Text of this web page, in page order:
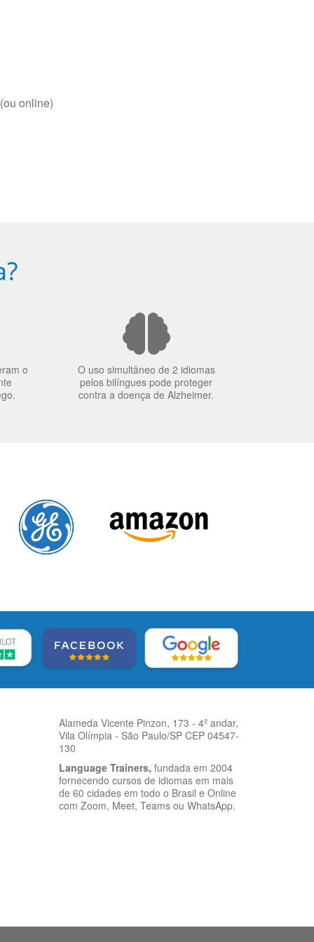
online)
o
O uso simultâneo de 2 idiomas
pelos bilíngues pode proteger
contra a doença de Alzheimer.
Alameda Vicente Pinzon, 173 - 4º andar,
Vila Olímpia - São Paulo/SP CEP 04547-
130
Language Trainers, fundada em 2004
fornecendo cursos de idiomas em mais
de 60 cidades em todo o Brasil e Online
com Zoom, Meet, Teams ou WhatsApp.